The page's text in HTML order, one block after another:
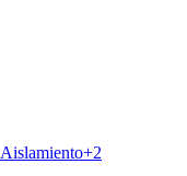
Aislamiento+2